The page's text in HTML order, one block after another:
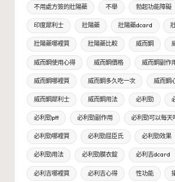
不用處方簽的壯陽藥 不舉 勃起功能障礙
印度犀利士 壯陽藥 壯陽藥dcard
壯陽藥哪裡買 壯陽藥比較 威而鋼
威而鋼使用心得 威而鋼價格 威而鋼副作
威而鋼哪裡買 威而鋼多久吃一次 威而鋼
威而鋼犀利士 威而鋼用法 必利勁
必利勁ptt 必利勁副作用 必利勁可以每天
必利勁哪裡買 必利勁屈臣氏 必利勁效果
必利勁用法 必利勁膜衣錠 必利吉dcard
必利吉哪裡買 必利吉心得 性功能